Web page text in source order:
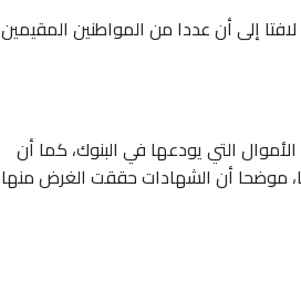
لافتا إلى أن عددا من المواطنين المقيمين
التي يودعها في البنوك، كما أن
موضحا أن الشهادات حققت الغرض منها